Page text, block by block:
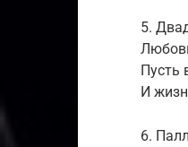
5.
Пусть
И
6.